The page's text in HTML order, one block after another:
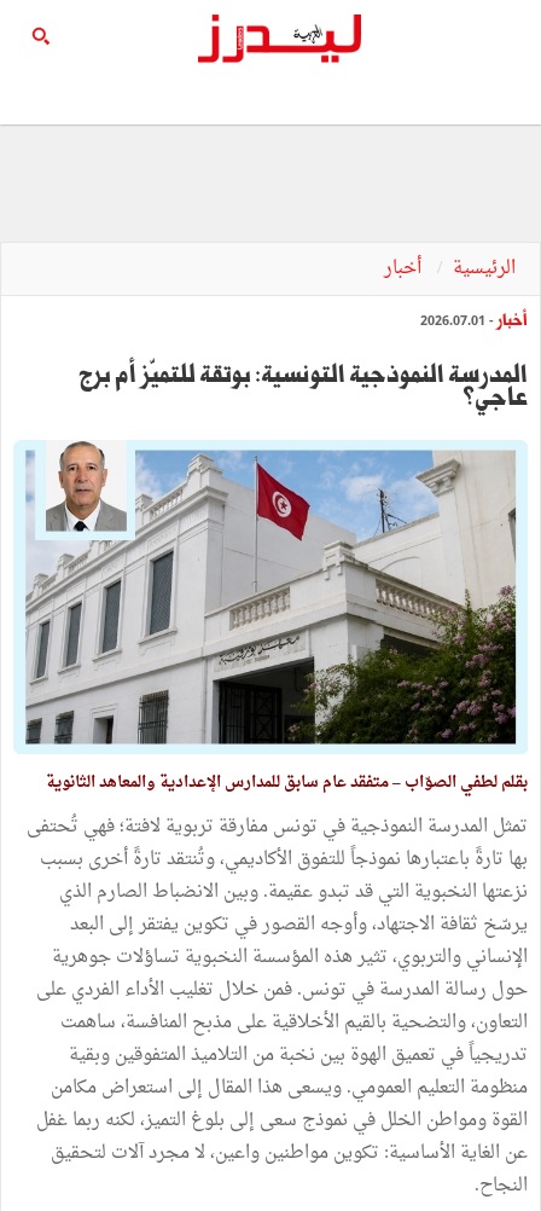
الرئيسية أخبار
أخبار - 2026.07.01
المدرسة النموذجية التونسية: بوتقة للتميّز أم برج
عاجي؟
بقلم لطفي الصوّاب – متفقد عام سابق للمدارس الإعدادية والمعاهد الثانوية
تمثل المدرسة النموذجية في تونس مفارقة تربوية لافتة؛ فهي تُحتفى
بها تارةً باعتبارها نموذجاً للتفوق الأكاديمي، وتُنتقد تارةً أخرى بسبب
نزعتها النخبوية التي قد تبدو عقيمة. وبين الانضباط الصارم الذي
يرسّخ ثقافة الاجتهاد، وأوجه القصور في تكوين يفتقر إلى البعد
الإنساني والتربوي، تثير هذه المؤسسة النخبوية تساؤلات جوهرية
حول رسالة المدرسة في تونس. فمن خلال تغليب الأداء الفردي على
التعاون، والتضحية بالقيم الأخلاقية على مذبح المنافسة، ساهمت
تدريجياً في تعميق الهوة بين نخبة من التلاميذ المتفوقين وبقية
منظومة التعليم العمومي. ويسعى هذا المقال إلى استعراض مكامن
القوة ومواطن الخلل في نموذج سعى إلى بلوغ التميز، لكنه ربما غفل
عن الغاية الأساسية: تكوين مواطنين واعين، لا مجرد آلات لتحقيق
النجاح.